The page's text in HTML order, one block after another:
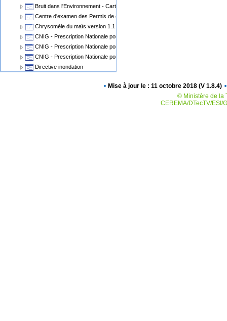
Bruit dans l'Environnement - Cartographie du Bruit v1.1
Centre d'examen des Permis de conduire
Chrysomèle du maïs version 1.1
CNIG - Prescription Nationale pour les Cartes Communales
CNIG - Prescription Nationale pour les PLU, POS
CNIG - Prescription Nationale pour les Servitudes d'Utilité Publique (SUP)
Directive inondation
Epidémiosurveillance animale Mise à jour le : 11 octobre 2018 (V 1.8.4)
© Ministère de la
CEREMA/DTecTV/ESI/